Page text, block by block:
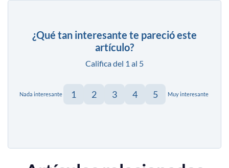
¿Qué tan interesante te pareció este
artículo?
Califica del 1 al 5
Nada interesante 1 2 3 4 5 Muy interesante